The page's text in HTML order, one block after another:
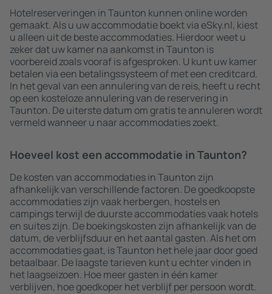
Hotelreserveringen in Taunton kunnen online worden
gemaakt. Als u uw accommodatie boekt via eSky.nl, kiest
u alleen uit de beste accommodaties. Hierdoor weet u
zeker dat uw kamer na aankomst in Taunton is
voorbereid zoals vooraf is afgesproken. U kunt uw kamer
betalen via een betalingssysteem of met een creditcard.
In het geval van een annulering van de reis, heeft u recht
op een kosteloze annulering van de reservering in
Taunton. De uiterste datum om gratis te annuleren wordt
vermeld wanneer u naar accommodaties zoekt.
Hoeveel kost een accommodatie in Taunton?
De kosten van accommodaties in Taunton zijn
afhankelijk van verschillende factoren. De goedkoopste
accommodaties zijn vaak herbergen, hostels en
campings terwijl de duurste accommodaties vaak hotels
en suites zijn. De boekingskosten zijn afhankelijk van de
datum, de verblijfsduur en het aantal gasten. Als het om
accommodaties gaat, is Taunton het hele jaar door goed
betaalbaar. De laagste tarieven kunt u echter vinden in
het laagseizoen. Hoe meer gasten in één kamer
verblijven, hoe goedkoper het verblijf per persoon wordt.